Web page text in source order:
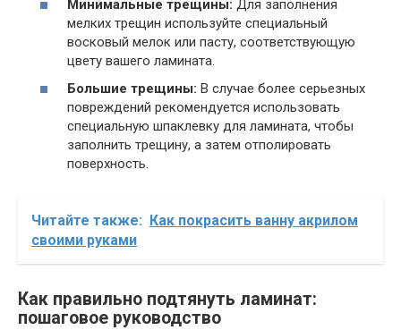
Минимальные трещины: Для заполнения
мелких трещин используйте специальный
восковый мелок или пасту, соответствующую
цвету вашего ламината.
Большие трещины: В случае более серьезных
повреждений рекомендуется использовать
специальную шпаклевку для ламината, чтобы
заполнить трещину, а затем отполировать
поверхность.
Читайте также: Как покрасить ванну акрилом
своими руками
Как правильно подтянуть ламинат:
пошаговое руководство